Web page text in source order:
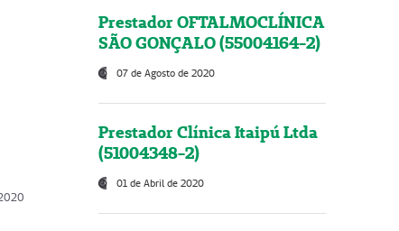
Prestador OFTALMOCLÍNICA
SÃO GONÇALO (55004164-2)
07 de Agosto de 2020
Prestador Clínica Itaipú Ltda
(51004348-2)
01 de Abril de 2020